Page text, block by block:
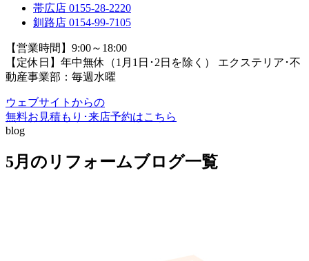
帯広店 0155-28-2220
釧路店 0154-99-7105
【営業時間】9:00～18:00
【定休日】年中無休（1月1日･2日を除く） エクステリア･不
動産事業部：毎週水曜
ウェブサイトからの
無料お見積もり･来店予約はこちら
blog
5月のリフォームブログ一覧